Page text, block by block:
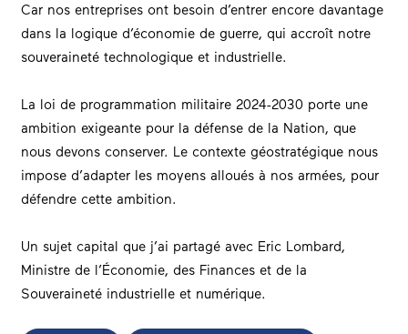
Car nos entreprises ont besoin d’entrer encore davantage
dans la logique d’économie de guerre, qui accroît notre
souveraineté technologique et industrielle.
La loi de programmation militaire 2024-2030 porte une
ambition exigeante pour la défense de la Nation, que
nous devons conserver. Le contexte géostratégique nous
impose d’adapter les moyens alloués à nos armées, pour
défendre cette ambition.
Un sujet capital que j’ai partagé avec Eric Lombard,
Ministre de l’Économie, des Finances et de la
Souveraineté industrielle et numérique.